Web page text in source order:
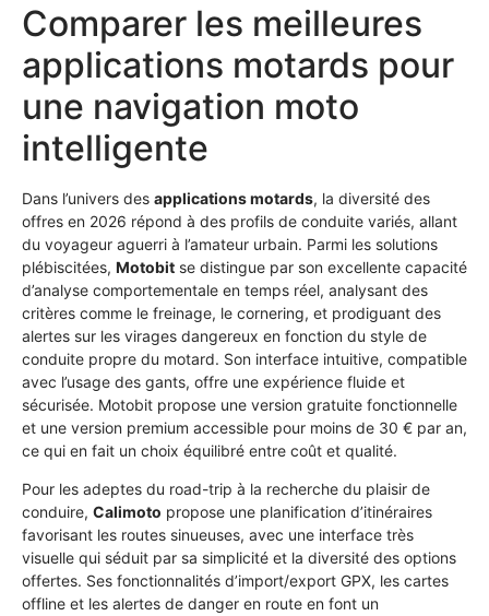
Comparer les meilleures
applications motards pour
une navigation moto
intelligente
Dans l’univers des applications motards, la diversité des
offres en 2026 répond à des profils de conduite variés, allant
du voyageur aguerri à l’amateur urbain. Parmi les solutions
plébiscitées, Motobit se distingue par son excellente capacité
d’analyse comportementale en temps réel, analysant des
critères comme le freinage, le cornering, et prodiguant des
alertes sur les virages dangereux en fonction du style de
conduite propre du motard. Son interface intuitive, compatible
avec l’usage des gants, offre une expérience fluide et
sécurisée. Motobit propose une version gratuite fonctionnelle
et une version premium accessible pour moins de 30 € par an,
ce qui en fait un choix équilibré entre coût et qualité.
Pour les adeptes du road-trip à la recherche du plaisir de
conduire, Calimoto propose une planification d’itinéraires
favorisant les routes sinueuses, avec une interface très
visuelle qui séduit par sa simplicité et la diversité des options
offertes. Ses fonctionnalités d’import/export GPX, les cartes
offline et les alertes de danger en route en font un